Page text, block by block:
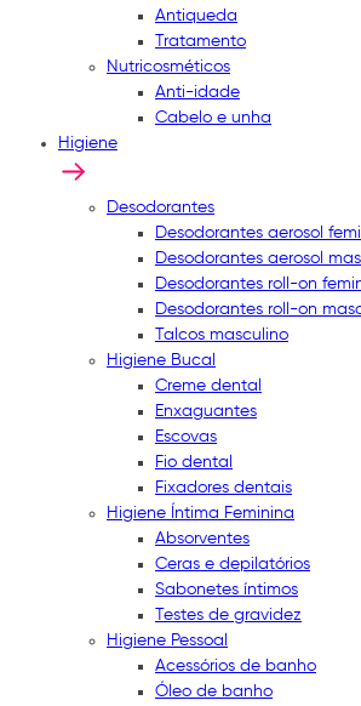
Antiqueda
Tratamento
Nutricosméticos
Anti-idade
Cabelo e unha
Higiene
Desodorantes
Desodorantes aerosol
Desodorantes aerosol
Desodorantes roll-on
Desodorantes roll-on
Talcos masculino
Higiene Bucal
Creme dental
Enxaguantes
Escovas
Fio dental
Fixadores dentais
Higiene Íntima Feminina
Absorventes
Ceras e depilatórios
Sabonetes íntimos
Testes de gravidez
Higiene Pessoal
Acessórios de banho
Óleo de banho